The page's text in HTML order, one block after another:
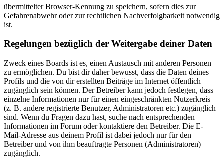
übermittelter Browser-Kennung zu speichern, sofern dies zur
Gefahrenabwehr oder zur rechtlichen Nachverfolgbarkeit notwendig
ist.
Regelungen bezüglich der Weitergabe deiner Daten
Zweck eines Boards ist es, einen Austausch mit anderen Personen
zu ermöglichen. Du bist dir daher bewusst, dass die Daten deines
Profils und die von dir erstellten Beiträge im Internet öffentlich
zugänglich sein können. Der Betreiber kann jedoch festlegen, dass
einzelne Informationen nur für einen eingeschränkten Nutzerkreis
(z. B. andere registrierte Benutzer, Administratoren etc.) zugänglich
sind. Wenn du Fragen dazu hast, suche nach entsprechenden
Informationen im Forum oder kontaktiere den Betreiber. Die E-
Mail-Adresse aus deinem Profil ist dabei jedoch nur für den
Betreiber und von ihm beauftragte Personen (Administratoren)
zugänglich.